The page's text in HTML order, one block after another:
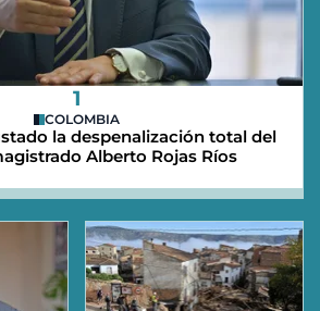
1
COLOMBIA
la despenalización total del
Alberto Rojas Ríos